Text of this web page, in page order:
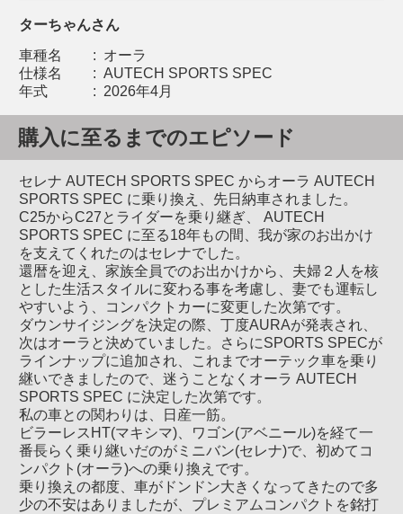
ターちゃんさん
車種名 : オーラ
仕様名
: AUTECH SPORTS SPEC
年式
: 2026年4月
購入に至るまでのエピソード
セレナ AUTECH SPORTS SPEC からオーラ AUTECH
SPORTS SPEC に乗り換え、先日納車されました。
C25からC27とライダーを乗り継ぎ、 AUTECH
SPORTS SPEC に至る18年もの間、我が家のお出かけ
を支えてくれたのはセレナでした。
還暦を迎え、家族全員でのお出かけから、夫婦２人を核
とした生活スタイルに変わる事を考慮し、妻でも運転し
やすいよう、コンパクトカーに変更した次第です。
ダウンサイジングを決定の際、丁度AURAが発表され、
次はオーラと決めていました。さらにSPORTS SPECが
ラインナップに追加され、これまでオーテック車を乗り
継いできましたので、迷うことなくオーラ AUTECH
SPORTS SPEC に決定した次第です。
私の車との関わりは、日産一筋。
ビラーレスHT(マキシマ)、ワゴン(アベニール)を経て一
番長らく乗り継いだのがミニバン(セレナ)で、初めてコ
ンパクト(オーラ)への乗り換えです。
乗り換えの都度、車がドンドン大きくなってきたので多
少の不安はありましたが、プレミアムコンパクトを銘打